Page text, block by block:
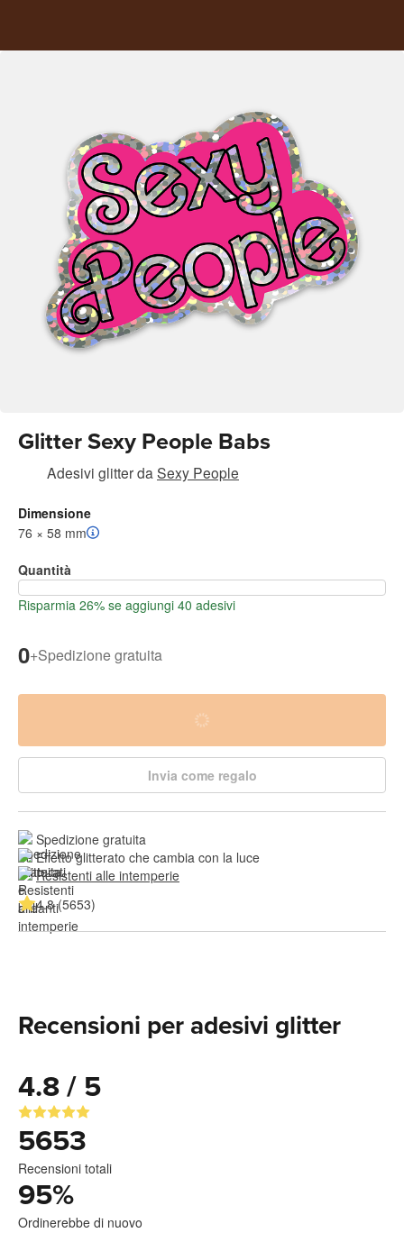
Glitter Sexy People Babs
Adesivi glitterda Sexy People
Dimensione
76 × 58 mm
Quantità
Risparmia 26% se aggiungi 40 adesivi
0+Spedizione gratuita
Invia come regalo
Spedizione gratuita
Effetto glitterato che cambia con la luce
Resistenti alle intemperie
4.8 (5653)
Recensioni per adesivi glitter
4.8 / 5
5653
Recensioni totali
95%
Ordinerebbe di nuovo